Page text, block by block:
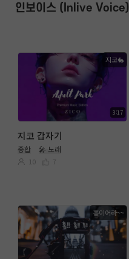
인보이스 (Inlive Voice)
3:17
지코🐇
지코 갑자기
종합 🎤 노래
10 7
홍이어라~~